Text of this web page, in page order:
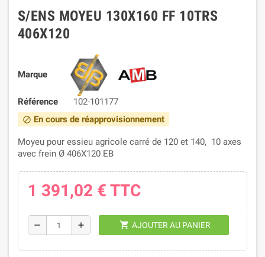
S/ENS MOYEU 130X160 FF 10TRS
406X120
Marque
Référence 102-101177
block En cours de réapprovisionnement
Moyeu pour essieu agricole carré de 120 et 140, 10 axes
avec frein Ø 406X120 EB
1 391,02 € TTC
remove add shopping_cart AJOUTER AU PANIER